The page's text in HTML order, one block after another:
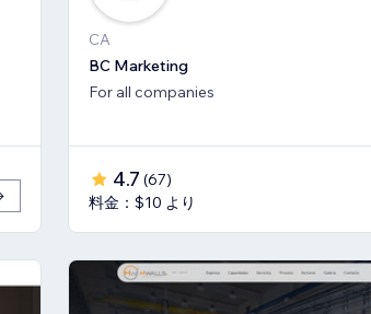
CA
BC Marketing
For all companies
4.7 (67)
料金：$10 より